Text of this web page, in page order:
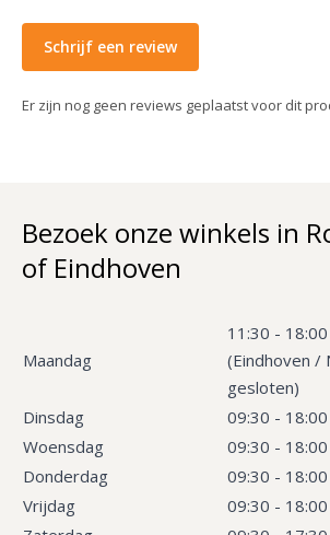
Schrijf een review
Er zijn nog geen reviews geplaatst voor dit
Bezoek onze winkels in
of Eindhoven
Maandag
11:30 - 18:00
(Eindhoven /
gesloten)
Dinsdag
09:30 - 18:00
Woensdag
09:30 - 18:00
Donderdag
09:30 - 18:00
Vrijdag
09:30 - 18:00